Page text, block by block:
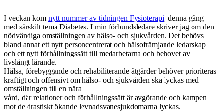
I veckan kom nytt nummer av tidningen Fysioterapi, denna gång
med särskilt tema Diabetes. I min förbundsledare skriver jag om den
nödvändiga omställningen av hälso- och sjukvården. Det behövs
bland annat ett nytt personcentrerat och hälsofrämjande ledarskap
och ett nytt förhållningssätt till medarbetarna och behovet av
livslångt lärande.
Hälsa, förebyggande och rehabiliterande åtgärder behöver prioriteras
kraftigt och offensivt om hälso-­ och sjukvården ska lyckas med
omställningen till en nära
vård, där relationer och förhållningssätt är avgörande och kampen
mot de drastiskt ökande levnadsvanesjukdomarna lyckas.